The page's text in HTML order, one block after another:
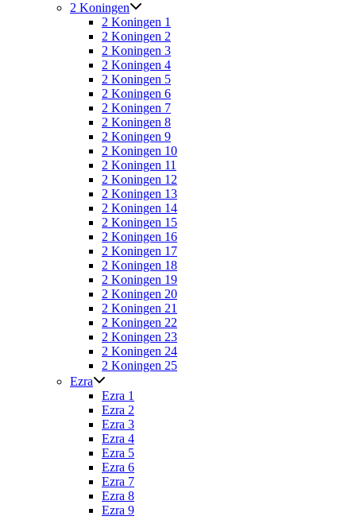
2 Koningen
2 Koningen 1
2 Koningen 2
2 Koningen 3
2 Koningen 4
2 Koningen 5
2 Koningen 6
2 Koningen 7
2 Koningen 8
2 Koningen 9
2 Koningen 10
2 Koningen 11
2 Koningen 12
2 Koningen 13
2 Koningen 14
2 Koningen 15
2 Koningen 16
2 Koningen 17
2 Koningen 18
2 Koningen 19
2 Koningen 20
2 Koningen 21
2 Koningen 22
2 Koningen 23
2 Koningen 24
2 Koningen 25
Ezra
Ezra 1
Ezra 2
Ezra 3
Ezra 4
Ezra 5
Ezra 6
Ezra 7
Ezra 8
Ezra 9